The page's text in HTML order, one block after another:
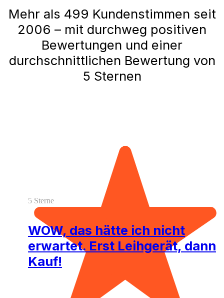
Mehr als 499 Kundenstimmen seit
2006 – mit durchweg positiven
Bewertungen und einer
durchschnittlichen Bewertung von
5 Sternen
5 Sterne
WOW, das hätte ich nicht
erwartet. Erst Leihgerät, dann
Kauf!